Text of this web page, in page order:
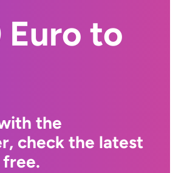
to
the
check the latest
free.